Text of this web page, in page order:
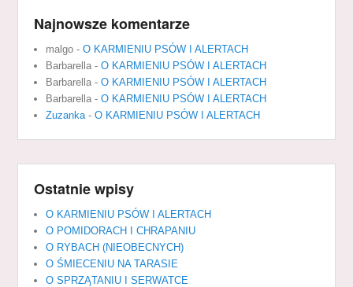
Najnowsze komentarze
malgo -O KARMIENIU PSÓW I ALERTACH
Barbarella -O KARMIENIU PSÓW I ALERTACH
Barbarella -O KARMIENIU PSÓW I ALERTACH
Barbarella -O KARMIENIU PSÓW I ALERTACH
Zuzanka -O KARMIENIU PSÓW I ALERTACH
Ostatnie wpisy
O KARMIENIU PSÓW I ALERTACH
O POMIDORACH I CHRAPANIU
O RYBACH (NIEOBECNYCH)
O ŚMIECENIU NA TARASIE
O SPRZĄTANIU I SERWATCE